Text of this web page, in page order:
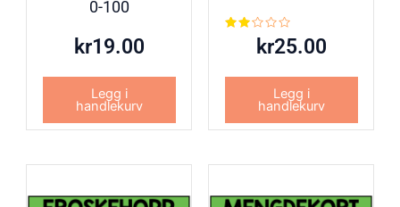
0-100
kr19.00
Legg i
handlekurv
Vurdertkr25.00
Legg i
handlekurv